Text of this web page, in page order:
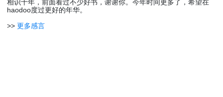
相识十年，前面看过不少好书，谢谢你。今年时间更多了，希望在
haodoo度过更好的年华。
>>更多感言